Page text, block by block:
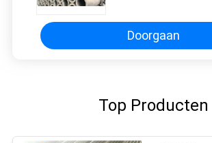
Doorgaan
Top Producten